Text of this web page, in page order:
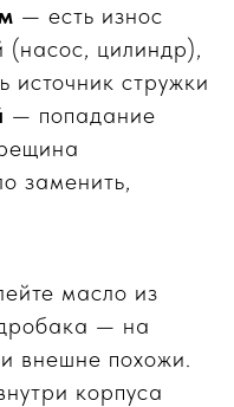
— есть износ
(насос, цилиндр),
источник стружки
— попадание
заменить,
масло из
— на
внешне похожи.
корпуса